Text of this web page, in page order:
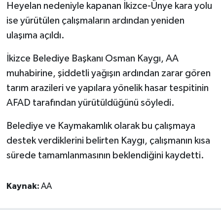
Heyelan nedeniyle kapanan İkizce-Ünye kara yolu
ise yürütülen çalışmaların ardından yeniden
ulaşıma açıldı.
İkizce Belediye Başkanı Osman Kaygı, AA
muhabirine, şiddetli yağışın ardından zarar gören
tarım arazileri ve yapılara yönelik hasar tespitinin
AFAD tarafından yürütüldüğünü söyledi.
Belediye ve Kaymakamlık olarak bu çalışmaya
destek verdiklerini belirten Kaygı, çalışmanın kısa
sürede tamamlanmasının beklendiğini kaydetti.
Kaynak: AA
Bitlis Müftülüğü
Bolu Müftülüğü
Burdur Müftülüğü
Bursa Müftülüğü
Çankırı Müftülüğü
Denizli Müftülüğü
Makaleler
Ekonomi
Duyurular
Bilim, Teknoloji
Diyanet TV